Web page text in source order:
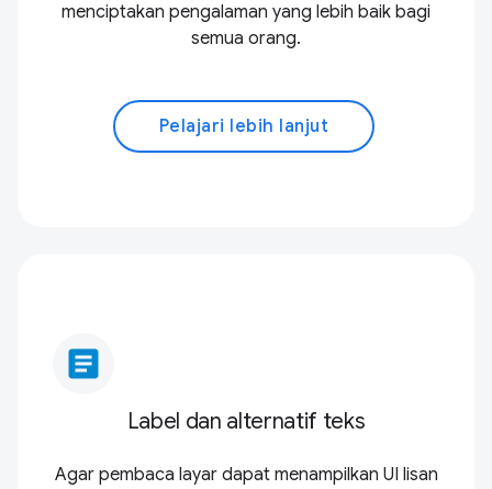
menciptakan pengalaman yang lebih baik bagi
semua orang.
Pelajari lebih lanjut
article
Label dan alternatif teks
Agar pembaca layar dapat menampilkan UI lisan